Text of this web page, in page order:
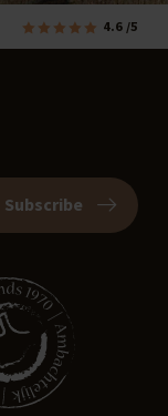
4.6 /5
Subscribe